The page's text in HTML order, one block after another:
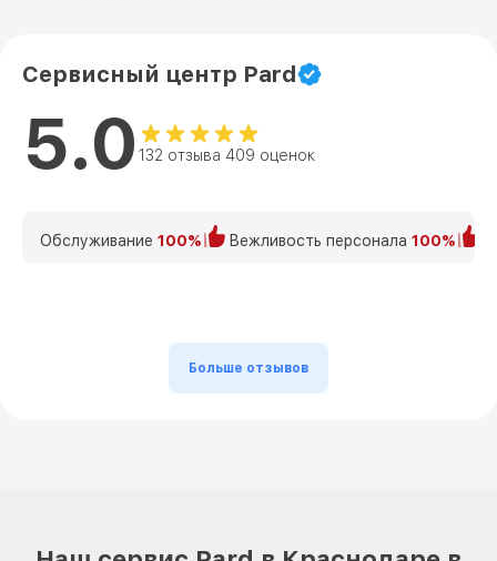
Сервисный центр Pard
5.0 132 отзыва 409 оценок
Обслуживание 100% Вежливость персонала 100%
Больше отзывов